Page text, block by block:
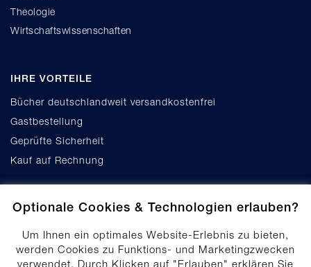
Optionale Cookies & Technologien erlauben?
Um Ihnen ein optimales Website-Erlebnis zu bieten,
werden Cookies zu Funktions- und Marketingzwecken
verwendet. Durch Klicken auf "Erlauben" erklären Sie
Theologie
Wirtschaftswissenschaften
IHRE VORTEILE
Bücher deutschlandweit versandkostenfrei
Gastbestellung
Geprüfte Sicherheit
Kauf auf Rechnung
Cookie-Einstellungen